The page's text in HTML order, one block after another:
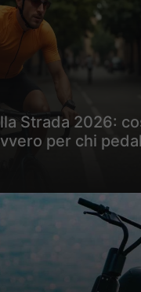
Strada 2026:
per chi